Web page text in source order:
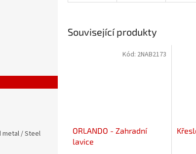
metal / Steel
Související produkty
ORLANDO - Zahradní
lavice
Kód: 2NAB2173